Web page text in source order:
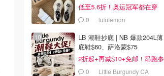
低至5.6折！奥运冠军都在穿
0 lululemon
LB 潮鞋抄底 | NB 爆款204L薄
底鞋$60、萨洛蒙$75
2折起+再减$10+免邮！昂跑参
加 0
Little Burgundy CA